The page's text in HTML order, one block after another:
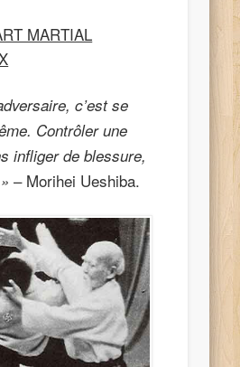
MARTIAL
c’est se
Contrôler une
infliger de blessure,
– Morihei Ueshiba.